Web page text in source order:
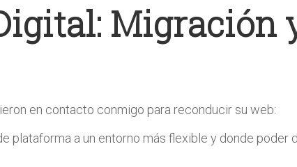
Migración
en contacto conmigo para reconducir su web:
plataforma a un entorno más flexible y donde poder